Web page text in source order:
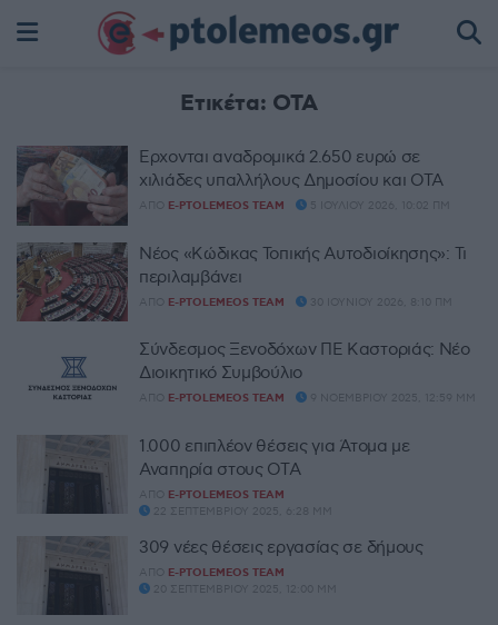
Ετικέτα: ΟΤΑ
Έρχονται αναδρομικά 2.650 ευρώ σε
χιλιάδες υπαλλήλους Δημοσίου και ΟΤΑ
ΑΠΌ E-PTOLEMEOS TEAM 5 ΙΟΥΛΊΟΥ 2026, 10:02 ΠΜ
Νέος «Κώδικας Τοπικής Αυτοδιοίκησης»: Τι
περιλαμβάνει
ΑΠΌ E-PTOLEMEOS TEAM 30 ΙΟΥΝΊΟΥ 2026, 8:10 ΠΜ
Σύνδεσμος Ξενοδόχων ΠΕ Καστοριάς: Νέο
Διοικητικό Συμβούλιο
ΑΠΌ E-PTOLEMEOS TEAM 9 ΝΟΕΜΒΡΊΟΥ 2025, 12:59 ΜΜ
1.000 επιπλέον θέσεις για Άτομα με
Αναπηρία στους ΟΤΑ
ΑΠΌ E-PTOLEMEOS TEAM
22 ΣΕΠΤΕΜΒΡΊΟΥ 2025, 6:28 ΜΜ
309 νέες θέσεις εργασίας σε δήμους
ΑΠΌ E-PTOLEMEOS TEAM
20 ΣΕΠΤΕΜΒΡΊΟΥ 2025, 12:00 ΜΜ